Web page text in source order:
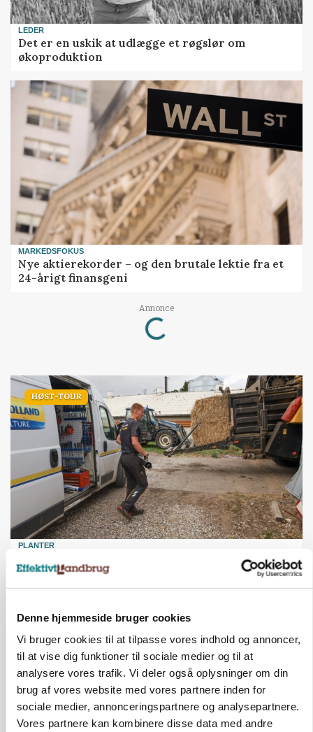
Denne hjemmeside bruger cookies
Vi bruger cookies til at tilpasse vores indhold og annoncer,
til at vise dig funktioner til sociale medier og til at
analysere vores trafik. Vi deler også oplysninger om din
brug af vores website med vores partnere inden for
sociale medier, annonceringspartnere og analysepartnere.
Vores partnere kan kombinere disse data med andre
LEDER
Det er en uskik at udlægge et røgslør om
økoproduktion
MARKEDSFOKUS
Nye aktierekorder – og den brutale lektie fra et
24-årigt finansgeni
Annonce
Loading...
HØST-TOUR
PLANTER
Annonce